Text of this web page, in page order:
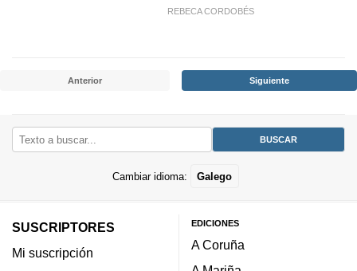
REBECA CORDOBÉS
Anterior Siguiente
Cambiar idioma: Galego
SUSCRIPTORES
Mi suscripción
EDICIONES
A Coruña